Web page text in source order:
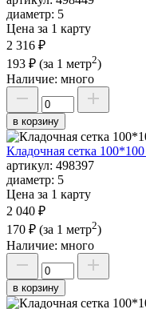
диаметр: 5
Цена за 1 карту
2 316 ₽
193 ₽ (за 1 метр2)
Наличие: много
в корзину
Кладочная сетка
артикул: 498397
диаметр: 5
Цена за 1 карту
2 040 ₽
170 ₽ (за 1 метр2)
Наличие: много
в корзину